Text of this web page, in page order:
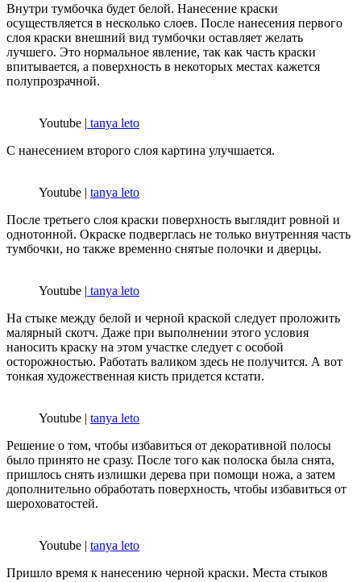
Внутри тумбочка будет белой. Нанесение краски
осуществляется в несколько слоев. После нанесения первого
слоя краски внешний вид тумбочки оставляет желать
лучшего. Это нормальное явление, так как часть краски
впитывается, а поверхность в некоторых местах кажется
полупрозрачной.
Youtube | tanya leto
С нанесением второго слоя картина улучшается.
Youtube | tanya leto
После третьего слоя краски поверхность выглядит ровной и
однотонной. Окраске подверглась не только внутренняя часть
тумбочки, но также временно снятые полочки и дверцы.
Youtube | tanya leto
На стыке между белой и черной краской следует проложить
малярный скотч. Даже при выполнении этого условия
наносить краску на этом участке следует с особой
осторожностью. Работать валиком здесь не получится. А вот
тонкая художественная кисть придется кстати.
Youtube | tanya leto
Решение о том, чтобы избавиться от декоративной полосы
было принято не сразу. После того как полоска была снята,
пришлось снять излишки дерева при помощи ножа, а затем
дополнительно обработать поверхность, чтобы избавиться от
шероховатостей.
Youtube | tanya leto
Пришло время к нанесению черной краски. Места стыков